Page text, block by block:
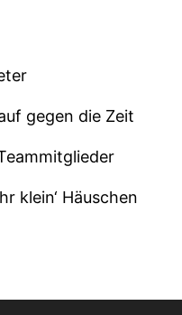
gegen die Zeit
klein‘ Häuschen